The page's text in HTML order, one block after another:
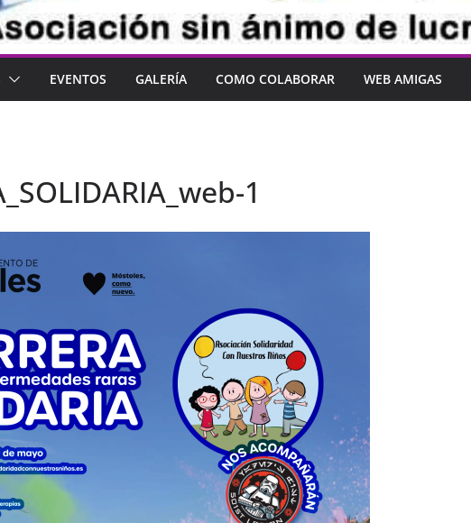
EVENTOS GALERÍA COMO COLABORAR WEB AMIGAS
1